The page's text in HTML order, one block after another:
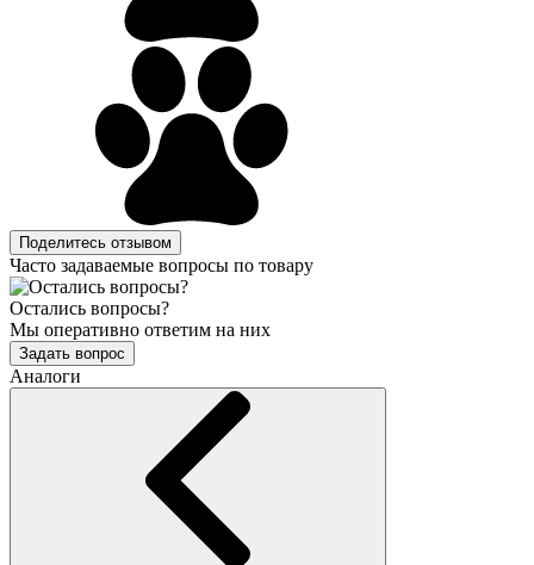
Поделитесь отзывом
Часто задаваемые вопросы по товару
Остались вопросы?
Мы оперативно ответим на них
Задать вопрос
Аналоги